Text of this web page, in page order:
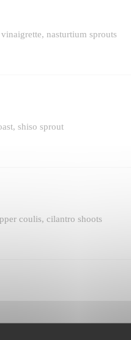
nasturtium sprouts
shiso sprout
coulis, cilantro shoots